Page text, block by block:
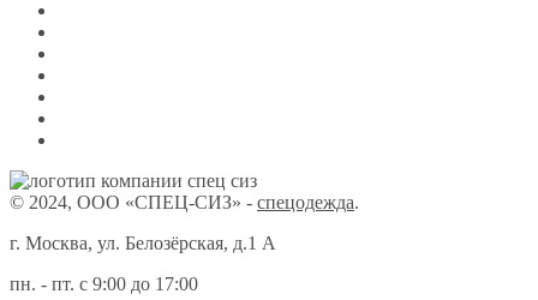
© 2024, ООО «СПЕЦ-СИЗ» - спецодежда.
г. Москва, ул. Белозёрская, д.1 А
пн. - пт. с 9:00 до 17:00